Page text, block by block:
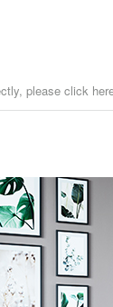
please click